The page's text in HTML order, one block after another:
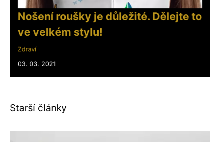
Nošení roušky je důležité. Dělejte to
ve velkém stylu!
Zdraví
03. 03. 2021
Starší články